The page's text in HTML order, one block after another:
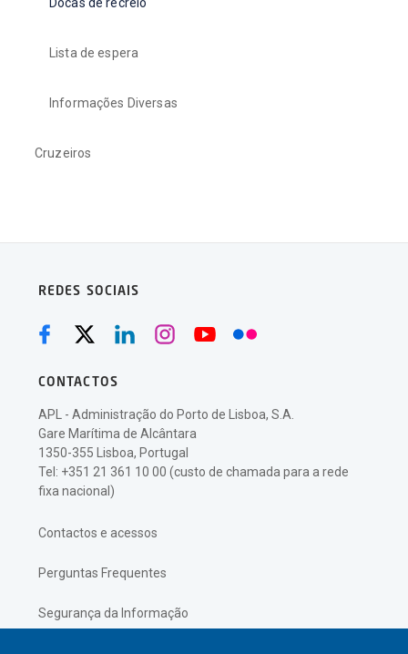
Lista de espera
Informações Diversas
Cruzeiros
REDES SOCIAIS
CONTACTOS
APL - Administração do Porto de Lisboa, S.A.
Gare Marítima de Alcântara
1350-355 Lisboa, Portugal
Tel: +351 21 361 10 00 (custo de chamada para a rede
fixa nacional)
Contactos e acessos
Perguntas Frequentes
Segurança da Informação